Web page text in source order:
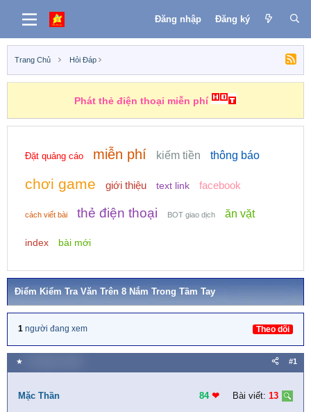
Đăng nhập Đăng ký
Trang Chủ Hỏi Đáp
Phát thẻ điện thoại miễn phí
Đặt quảng cáo miễn phí kiếm tiền thông báo
chơi game giới thiệu text link facebook
cách viết bài thẻ điện thoại BOT giao dịch ăn vặt
index bài mới
Điểm Kiểm Tra Văn Trên 8 Nắm Trong Tầm Tay
1 người đang xem Theo dõi
★ #1
Mặc Thần 84 ❤︎ Bài viết: 13